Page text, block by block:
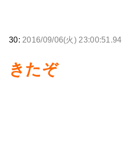
30: 2016/09/06(火) 23:00:51.94
きたぞ